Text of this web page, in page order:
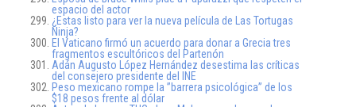
espacio del actor
¿Estas listo para ver la nueva película de Las Tortugas
Ninja?
El Vaticano firmó un acuerdo para donar a Grecia tres
fragmentos escultóricos del Partenón
Adán Augusto López Hernández desestima las críticas
del consejero presidente del INE
Peso mexicano rompe la ”barrera psicológica” de los
$18 pesos frente al dólar